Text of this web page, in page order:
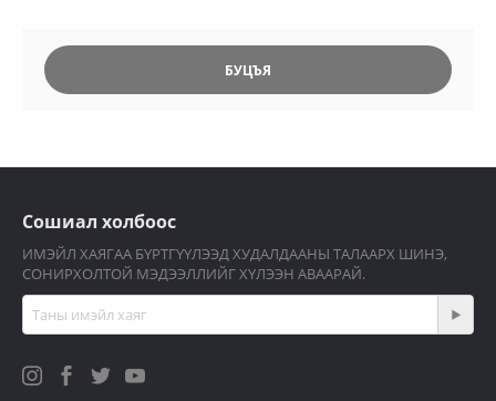
БУЦЪЯ
Сошиал холбоос
ИМЭЙЛ ХАЯГАА БҮРТГҮҮЛЭЭД ХУДАЛДААНЫ ТАЛААРХ ШИНЭ,
СОНИРХОЛТОЙ МЭДЭЭЛЛИЙГ ХҮЛЭЭН АВААРАЙ.